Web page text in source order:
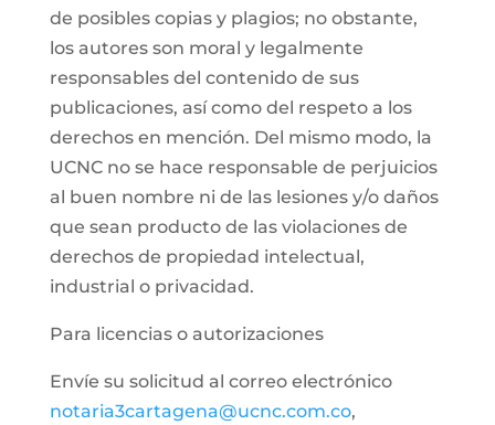
de posibles copias y plagios; no obstante,
los autores son moral y legalmente
responsables del contenido de sus
publicaciones, así como del respeto a los
derechos en mención. Del mismo modo, la
UCNC no se hace responsable de perjuicios
al buen nombre ni de las lesiones y/o daños
que sean producto de las violaciones de
derechos de propiedad intelectual,
industrial o privacidad.
Para licencias o autorizaciones
Envíe su solicitud al correo electrónico
notaria3cartagena@ucnc.com.co,